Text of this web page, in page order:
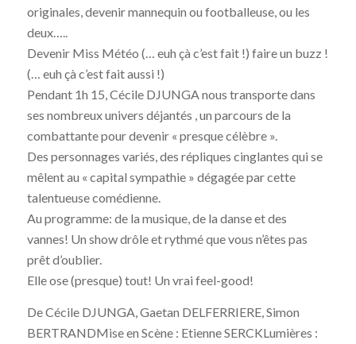
originales, devenir mannequin ou footballeuse, ou les
deux…..
Devenir Miss Météo (… euh çà c’est fait !) faire un buzz !
(… euh çà c’est fait aussi !)
Pendant 1h 15, Cécile DJUNGA nous transporte dans
ses nombreux univers déjantés , un parcours de la
combattante pour devenir « presque célèbre ».
Des personnages variés, des répliques cinglantes qui se
mêlent au « capital sympathie » dégagée par cette
talentueuse comédienne.
Au programme: de la musique, de la danse et des
vannes! Un show drôle et rythmé que vous n’êtes pas
prêt d’oublier.
Elle ose (presque) tout! Un vrai feel-good!
De Cécile DJUNGA, Gaetan DELFERRIERE, Simon
BERTRANDMise en Scène : Etienne SERCKLumières :